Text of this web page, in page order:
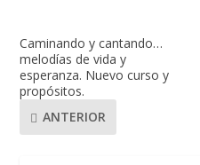
Caminando y cantando…
melodías de vida y
esperanza. Nuevo curso y
propósitos.
ANTERIOR